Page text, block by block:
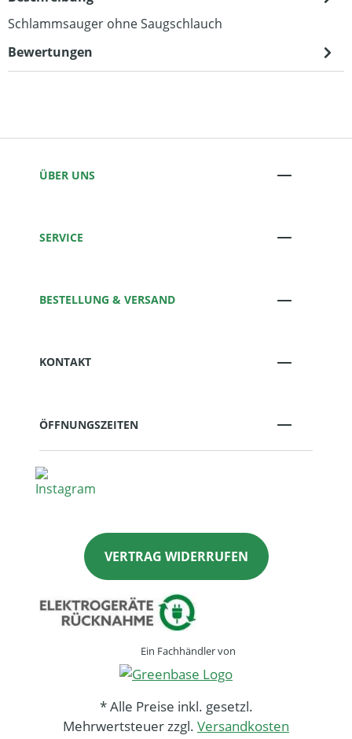
Schlammsauger ohne Saugschlauch
Bewertungen
ÜBER UNS
SERVICE
BESTELLUNG & VERSAND
KONTAKT
ÖFFNUNGSZEITEN
VERTRAG WIDERRUFEN
Ein Fachhändler von
* Alle Preise inkl. gesetzl.
Mehrwertsteuer zzgl. Versandkosten